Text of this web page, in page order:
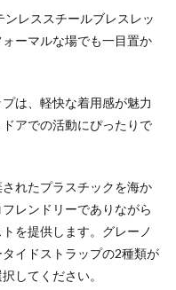
レススチールブレスレッ
ーマルな場でも一目置か
は、軽快な着用感が魅力
アでの活動にぴったりで
れたプラスチックを海か
レンドリーでありながら
を提供します。グレーノ
イドストラップの2種類が
してください。